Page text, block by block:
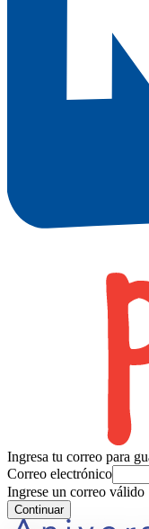
Ingresa tu correo para
Correo electrónico
Ingrese un correo válido
Continuar